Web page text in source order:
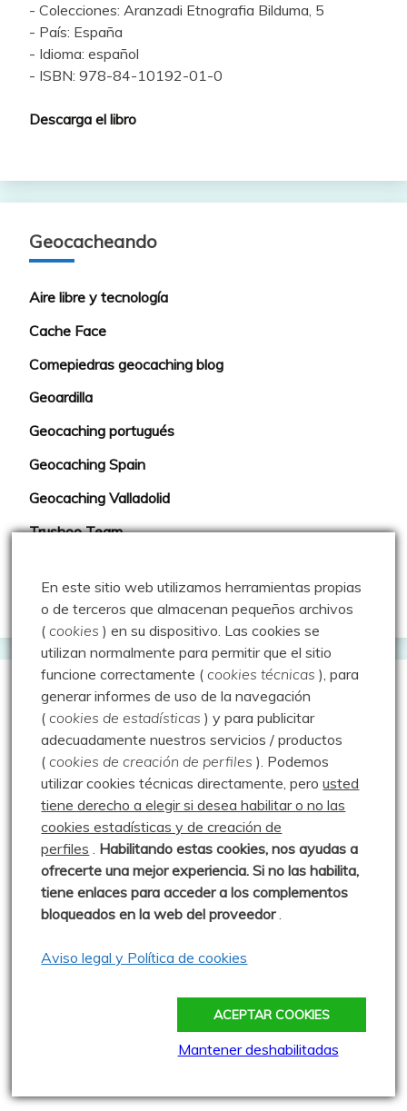
- Colecciones: Aranzadi Etnografia Bilduma, 5
- País: España
- Idioma: español
- ISBN: 978-84-10192-01-0
Descarga el libro
Geocacheando
Aire libre y tecnología
Cache Face
Comepiedras geocaching blog
Geoardilla
Geocaching portugués
Geocaching Spain
Geocaching Valladolid
Trushoo Team
Web oficial del Geocaching
Webs que cotilleo
Sparrou - Juegos sobre naturaleza
Asociación Cultural "Peña Ruz"
Barruelo de Santullán
Club de Montaña la Escalerilla
Cronoescalada TORREÓN Carrera Vertical
Más madera - El blog de Rober
Montañas a esgalla - Vidal Rioja
Paseos por las Montañas - Javier Ureta
En este sitio web utilizamos herramientas propias
o de terceros que almacenan pequeños archivos
(cookies ) en su dispositivo. Las cookies se
utilizan normalmente para permitir que el sitio
funcione correctamente (cookies técnicas ), para
generar informes de uso de la navegación
(cookies de estadísticas ) y para publicitar
adecuadamente nuestros servicios / productos
(cookies de creación de perfiles ). Podemos
utilizar cookies técnicas directamente, perousted
tiene derecho a elegir si desea habilitar o no las
cookies estadísticas y de creación de
perfiles . Habilitando estas cookies, nos ayudas a
ofrecerte una mejor experiencia. Si no las habilita,
tiene enlaces para acceder a los complementos
bloqueados en la web del proveedor.
Aviso legal y Política de cookies
ACEPTAR COOKIES
Mantener deshabilitadas